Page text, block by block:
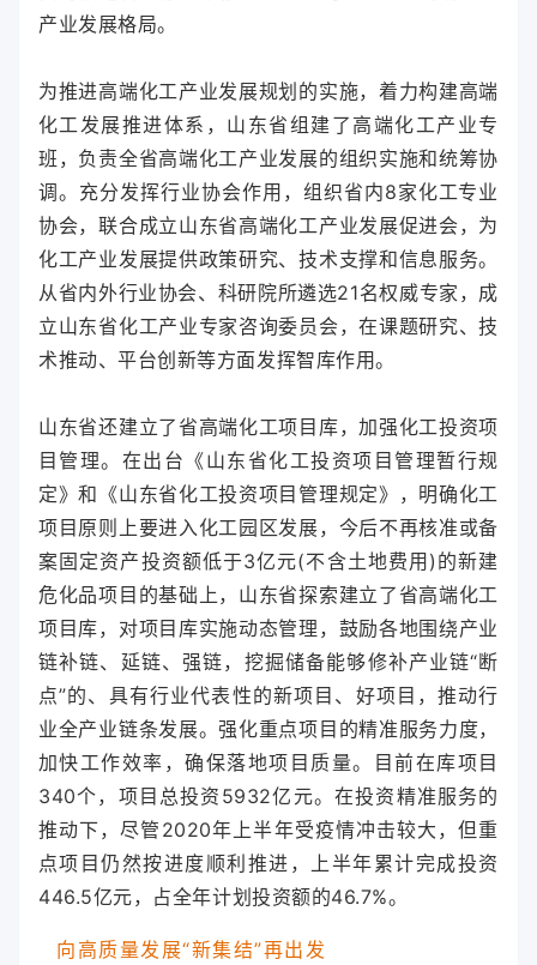
产业发展格局。
为推进高端化工产业发展规划的实施，着力构建高端
化工发展推进体系，山东省组建了高端化工产业专
班，负责全省高端化工产业发展的组织实施和统筹协
调。充分发挥行业协会作用，组织省内8家化工专业
协会，联合成立山东省高端化工产业发展促进会，为
化工产业发展提供政策研究、技术支撑和信息服务。
从省内外行业协会、科研院所遴选21名权威专家，成
立山东省化工产业专家咨询委员会，在课题研究、技
术推动、平台创新等方面发挥智库作用。
山东省还建立了省高端化工项目库，加强化工投资项
目管理。在出台《山东省化工投资项目管理暂行规
定》和《山东省化工投资项目管理规定》，明确化工
项目原则上要进入化工园区发展，今后不再核准或备
案固定资产投资额低于3亿元(不含土地费用)的新建
危化品项目的基础上，山东省探索建立了省高端化工
项目库，对项目库实施动态管理，鼓励各地围绕产业
链补链、延链、强链，挖掘储备能够修补产业链“断
点”的、具有行业代表性的新项目、好项目，推动行
业全产业链条发展。强化重点项目的精准服务力度，
加快工作效率，确保落地项目质量。目前在库项目
340个，项目总投资5932亿元。在投资精准服务的
推动下，尽管2020年上半年受疫情冲击较大，但重
点项目仍然按进度顺利推进，上半年累计完成投资
446.5亿元，占全年计划投资额的46.7%。
向高质量发展“新集结”再出发